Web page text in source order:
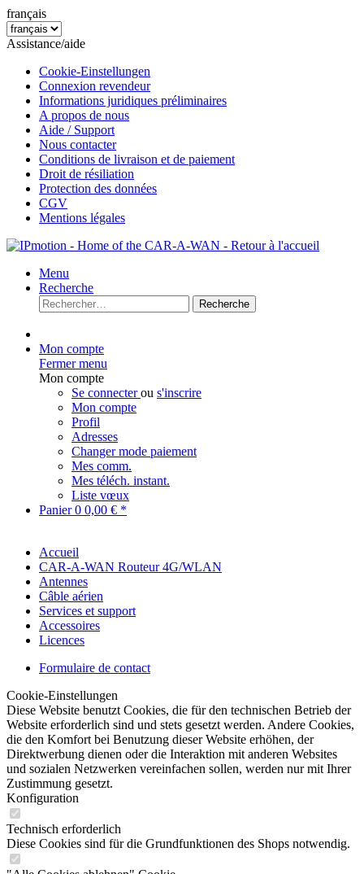
français
Assistance/aide
Cookie-Einstellungen
Connexion revendeur
Informations juridiques préliminaires
A propos de nous
Aide / Support
Nous contacter
Conditions de livraison et de paiement
Droit de résiliation
Protection des données
CGV
Mentions légales
Menu
Recherche
Recherche
Mon compte
Fermer menu
Mon compte
Se connecterou s'inscrire
Mon compte
Profil
Adresses
Changer mode paiement
Mes comm.
Mes téléch. instant.
Liste vœux
Panier0 0,00 € *
Accueil
CAR-A-WAN Routeur 4G/WLAN
Antennes
Câble aérien
Services et support
Accessoires
Licences
Formulaire de contact
Cookie-Einstellungen
Diese Website benutzt Cookies, die für den technischen Betrieb der
Website erforderlich sind und stets gesetzt werden. Andere Cookies,
die den Komfort bei Benutzung dieser Website erhöhen, der
Direktwerbung dienen oder die Interaktion mit anderen Websites
und sozialen Netzwerken vereinfachen sollen, werden nur mit Ihrer
Zustimmung gesetzt.
Konfiguration
Technisch erforderlich
Diese Cookies sind für die Grundfunktionen des Shops notwendig.